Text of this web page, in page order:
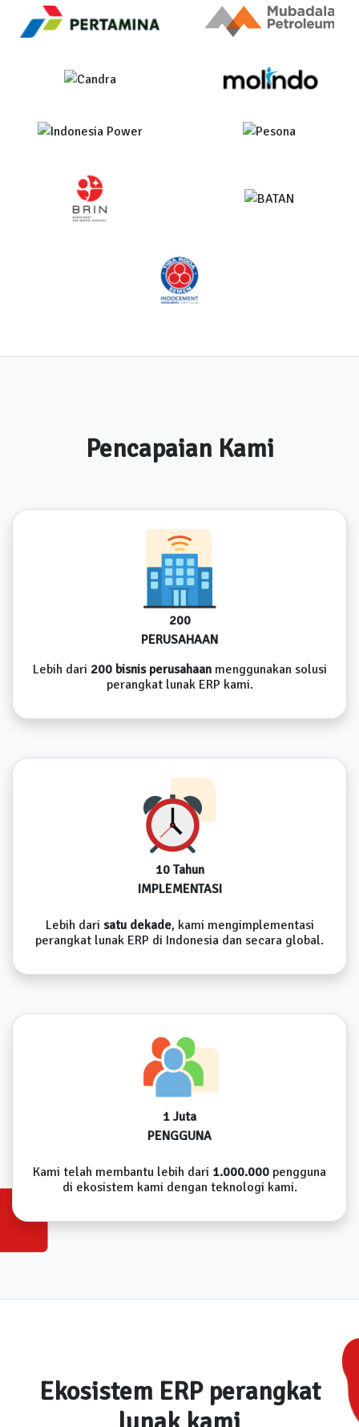
Pencapaian Kami
200
PERUSAHAAN
Lebih dari 200 bisnis perusahaanmenggunakan solusi
perangkat lunak ERP kami.
10 Tahun
IMPLEMENTASI
Lebih dari satu dekade, kami mengimplementasi
perangkat lunak ERP di Indonesia dan secara global.
1 Juta
PENGGUNA
Kami telah membantu lebih dari 1.000.000 pengguna
di ekosistem kami dengan teknologi kami.
Ekosistem ERP perangkat